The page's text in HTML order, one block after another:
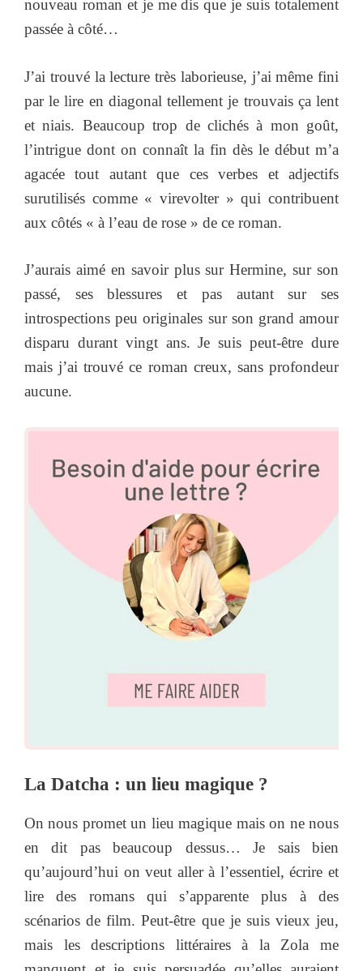
nouveau roman et je me dis que je suis totalement
passée à côté…
J’ai trouvé la lecture très laborieuse, j’ai même fini
par le lire en diagonal tellement je trouvais ça lent
et niais. Beaucoup trop de clichés à mon goût,
l’intrigue dont on connaît la fin dès le début m’a
agacée tout autant que ces verbes et adjectifs
surutilisés comme « virevolter » qui contribuent
aux côtés « à l’eau de rose » de ce roman.
J’aurais aimé en savoir plus sur Hermine, sur son
passé, ses blessures et pas autant sur ses
introspections peu originales sur son grand amour
disparu durant vingt ans. Je suis peut-être dure
mais j’ai trouvé ce roman creux, sans profondeur
aucune.
La Datcha : un lieu magique ?
On nous promet un lieu magique mais on ne nous
en dit pas beaucoup dessus… Je sais bien
qu’aujourd’hui on veut aller à l’essentiel, écrire et
lire des romans qui s’apparente plus à des
scénarios de film. Peut-être que je suis vieux jeu,
mais les descriptions littéraires à la Zola me